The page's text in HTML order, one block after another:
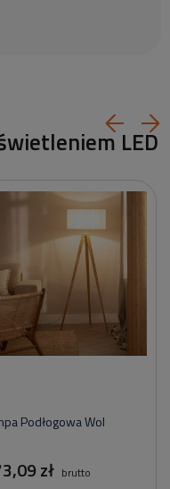
LED
Podłogowa Wol
zł brutto